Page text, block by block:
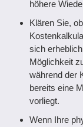
höhere
Klären Sie,
sich
Möglichkeit
während der
bereits eine
vorliegt.
Wenn Ihre